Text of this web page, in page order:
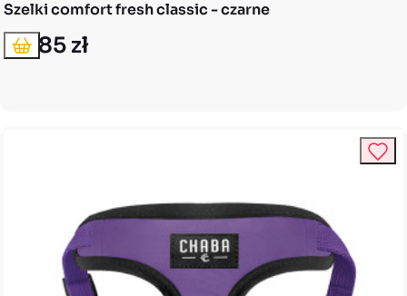
Szelki comfort fresh classic - czarne
Cena
46,85 zł
Dodaj do koszyka